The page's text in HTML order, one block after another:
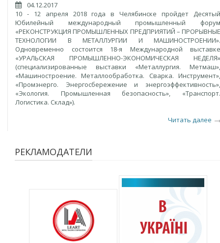
04.12.2017
10 - 12 апреля 2018 года в Челябинске пройдет Десятый
Юбилейный международный промышленный форум
«РЕКОНСТРУКЦИЯ ПРОМЫШЛЕННЫХ ПРЕДПРИЯТИЙ – ПРОРЫВНЫЕ
ТЕХНОЛОГИИ В МЕТАЛЛУРГИИ И МАШИНОСТРОЕНИИ».
Одновременно состоится 18-я Международной выставке
«УРАЛЬСКАЯ ПРОМЫШЛЕННО-ЭКОНОМИЧЕСКАЯ НЕДЕЛЯ»
(специализированные выставки «Металлургия. Метмаш»,
«Машиностроение. Металлообработка. Сварка. Инструмент»,
«Промэнерго. Энергосбережение и энергоэффективность»,
«Экология. Промышленная безопасность», «Транспорт.
Логистика. Склад»).
Читать далее
РЕКЛАМОДАТЕЛИ